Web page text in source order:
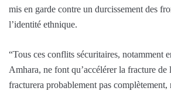
mis en garde contre un durcissement des
l’identité ethnique.
“Tous ces conflits sécuritaires, notamment
Amhara, ne font qu’accélérer la fracture de
fracturera probablement pas complètement,